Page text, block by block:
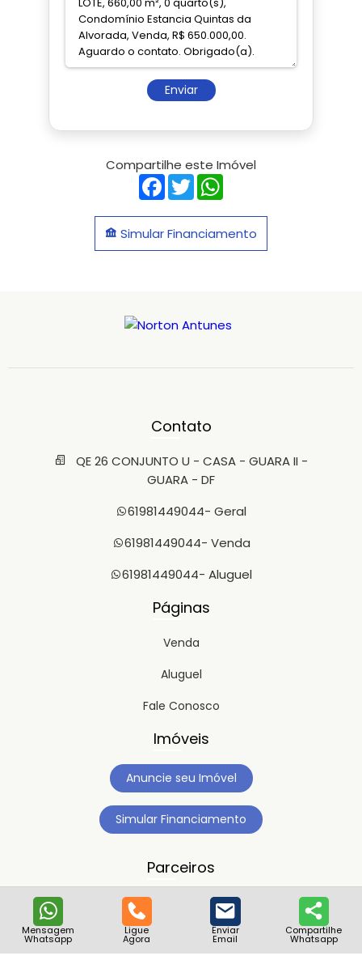
Mensagem
Whatsapp
Ligue
Agora
Enviar
Email
Compartilhe
Whatsapp
Enviar
Compartilhe este Imóvel
Facebook
Twitter
Simular Financiamento
Contato
QE 26 CONJUNTO U - CASA - GUARA II -
GUARA - DF
61981449044- Geral
61981449044- Venda
61981449044- Aluguel
Páginas
Venda
Aluguel
Fale Conosco
Imóveis
Anuncie seu Imóvel
Simular Financiamento
Parceiros